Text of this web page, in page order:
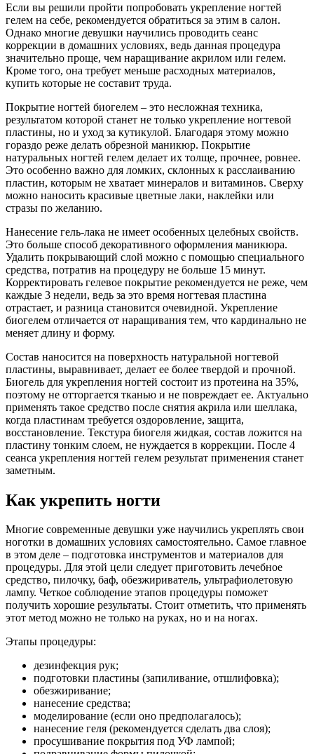
Если вы решили пройти попробовать укрепление ногтей
гелем на себе, рекомендуется обратиться за этим в салон.
Однако многие девушки научились проводить сеанс
коррекции в домашних условиях, ведь данная процедура
значительно проще, чем наращивание акрилом или гелем.
Кроме того, она требует меньше расходных материалов,
купить которые не составит труда.
Покрытие ногтей биогелем – это несложная техника,
результатом которой станет не только укрепление ногтевой
пластины, но и уход за кутикулой. Благодаря этому можно
гораздо реже делать обрезной маникюр. Покрытие
натуральных ногтей гелем делает их толще, прочнее, ровнее.
Это особенно важно для ломких, склонных к расслаиванию
пластин, которым не хватает минералов и витаминов. Сверху
можно наносить красивые цветные лаки, наклейки или
стразы по желанию.
Нанесение гель-лака не имеет особенных целебных свойств.
Это больше способ декоративного оформления маникюра.
Удалить покрывающий слой можно с помощью специального
средства, потратив на процедуру не больше 15 минут.
Корректировать гелевое покрытие рекомендуется не реже, чем
каждые 3 недели, ведь за это время ногтевая пластина
отрастает, и разница становится очевидной. Укрепление
биогелем отличается от наращивания тем, что кардинально не
меняет длину и форму.
Состав наносится на поверхность натуральной ногтевой
пластины, выравнивает, делает ее более твердой и прочной.
Биогель для укрепления ногтей состоит из протеина на 35%,
поэтому не отторгается тканью и не повреждает ее. Актуально
применять такое средство после снятия акрила или шеллака,
когда пластинам требуется оздоровление, защита,
восстановление. Текстура биогеля жидкая, состав ложится на
пластину тонким слоем, не нуждается в коррекции. После 4
сеанса укрепления ногтей гелем результат применения станет
заметным.
Как укрепить ногти
Многие современные девушки уже научились укреплять свои
ноготки в домашних условиях самостоятельно. Самое главное
в этом деле – подготовка инструментов и материалов для
процедуры. Для этой цели следует приготовить лечебное
средство, пилочку, баф, обезжириватель, ультрафиолетовую
лампу. Четкое соблюдение этапов процедуры поможет
получить хорошие результаты. Стоит отметить, что применять
этот метод можно не только на руках, но и на ногах.
Этапы процедуры:
дезинфекция рук;
подготовки пластины (запиливание, отшлифовка);
обезжиривание;
нанесение средства;
моделирование (если оно предполагалось);
нанесение геля (рекомендуется сделать два слоя);
просушивание покрытия под УФ лампой;